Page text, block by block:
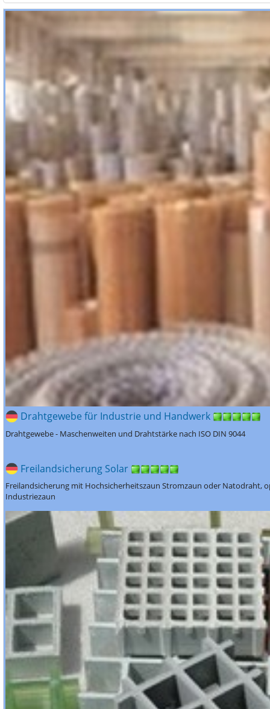
Drahtgewebe für Industrie und Handwerk
Drahtgewebe - Maschenweiten und Drahtstärke nach ISO DIN 9044
Freilandsicherung Solar
Freilandsicherung mit Hochsicherheitszaun Stromzaun oder Natodraht,
Industriezaun